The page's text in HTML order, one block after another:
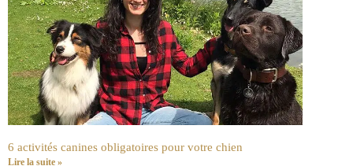
6 activités canines obligatoires pour votre chien
Lire la suite »